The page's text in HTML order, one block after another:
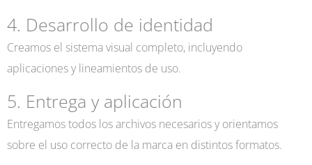
4. Desarrollo de identidad
Creamos el sistema visual completo, incluyendo
aplicaciones y lineamientos de uso.
5. Entrega y aplicación
Entregamos todos los archivos necesarios y orientamos
sobre el uso correcto de la marca en distintos formatos.